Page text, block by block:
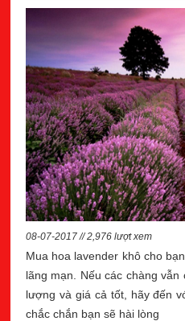
08-07-2017 // 2,976 lượt xem
Mua hoa lavender khô cho
lãng mạn. Nếu các chàng
lượng và giá cả tốt, hãy đến
chắc chắn bạn sẽ hài lòng